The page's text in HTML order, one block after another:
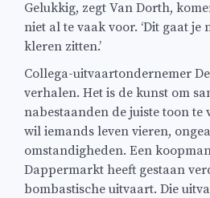
Gelukkig, zegt Van Dorth,
niet al te vaak voor. ‘Dit gaat je
kleren zitten.’
Collega-uitvaartondernemer
verhalen. Het is de kunst om
nabestaanden de juiste toon te
wil iemands leven vieren,
omstandigheden. Een
Dappermarkt heeft gestaan
bombastische uitvaart. Die